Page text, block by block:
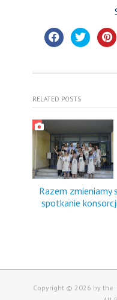
RELATED POSTS
Razem zmieniamy
spotkanie
Copyright © 2026 by the